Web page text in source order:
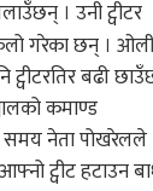
। उनी ट्वीटर
गरेका छन् ।
ट्वीटरतिर बढी
कमाण्ड
समय नेता पोखरेलले
ट्वीट हटाउन